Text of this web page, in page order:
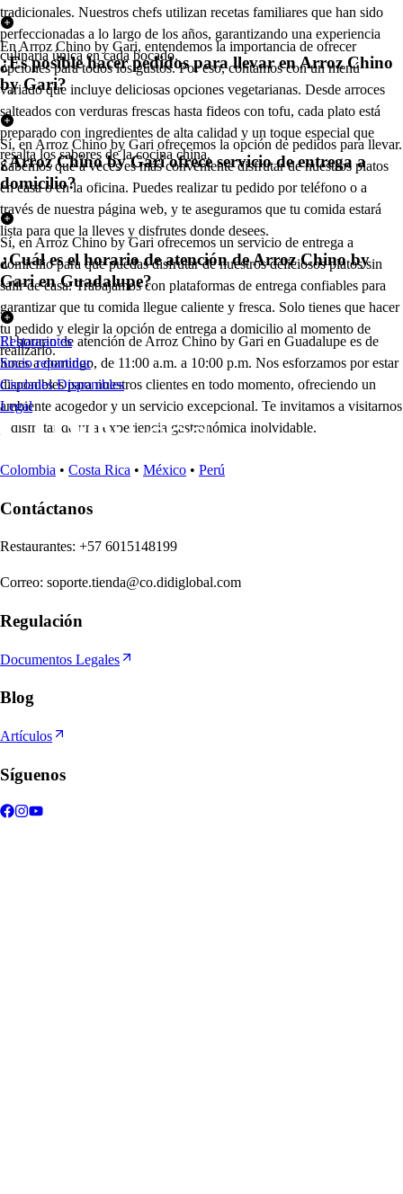
tradicionales. Nuestros chefs utilizan recetas familiares que han sido
perfeccionadas a lo largo de los años, garantizando una experiencia
culinaria única en cada bocado.
En Arroz Chino by Gari, entendemos la importancia de ofrecer
opciones para todos los gustos. Por eso, contamos con un menú
variado que incluye deliciosas opciones vegetarianas. Desde arroces
salteados con verduras frescas hasta fideos con tofu, cada plato está
preparado con ingredientes de alta calidad y un toque especial que
resalta los sabores de la cocina china.
¿Es posible hacer pedidos para llevar en Arroz Chino
by Gari?
Sí, en Arroz Chino by Gari ofrecemos la opción de pedidos para llevar.
Sabemos que a veces es más conveniente disfrutar de nuestros platos
en casa o en la oficina. Puedes realizar tu pedido por teléfono o a
través de nuestra página web, y te aseguramos que tu comida estará
lista para que la lleves y disfrutes donde desees.
¿Arroz Chino by Gari ofrece servicio de entrega a
domicilio?
Sí, en Arroz Chino by Gari ofrecemos un servicio de entrega a
domicilio para que puedas disfrutar de nuestros deliciosos platos sin
salir de casa. Trabajamos con plataformas de entrega confiables para
garantizar que tu comida llegue caliente y fresca. Solo tienes que hacer
tu pedido y elegir la opción de entrega a domicilio al momento de
realizarlo.
¿Cuál es el horario de atención de Arroz Chino by
Gari en Guadalupe?
El horario de atención de Arroz Chino by Gari en Guadalupe es de
lunes a domingo, de 11:00 a.m. a 10:00 p.m. Nos esforzamos por estar
disponibles para nuestros clientes en todo momento, ofreciendo un
ambiente acogedor y un servicio excepcional. Te invitamos a visitarnos
y disfrutar de una experiencia gastronómica inolvidable.
Restaurantes
Socio repartidor
Ciudades Disponibles
Legal
Colombia • Costa Rica • México • Perú
Contáctanos
Restaurantes: +57 6015148199
Correo: soporte.tienda@co.didiglobal.com
Regulación
Documentos Legales
Blog
Artículos
Síguenos